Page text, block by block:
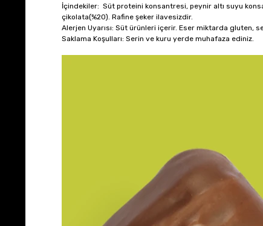
İçindekiler: Süt proteini konsantresi, peynir altı suyu
çikolata(%20). Rafine şeker ilavesizdir.
Alerjen Uyarısı: Süt ürünleri içerir. Eser miktarda gluten,
Saklama Koşulları: Serin ve kuru yerde muhafaza ediniz.